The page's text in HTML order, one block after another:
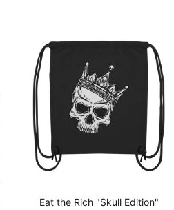
Eat the Rich "Skull Edition"